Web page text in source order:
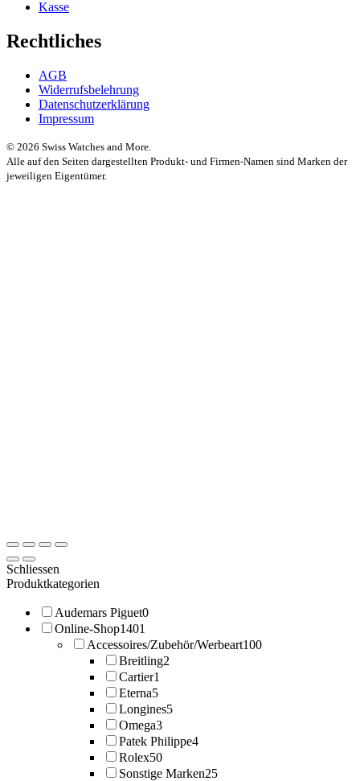
Kasse
Rechtliches
AGB
Widerrufsbelehrung
Datenschutzerklärung
Impressum
© 2026 Swiss Watches and More.
Alle auf den Seiten dargestellten Produkt- und Firmen-Namen sind Marken der
jeweiligen Eigentümer.
Schliessen
Produktkategorien
Audemars Piguet0
Online-Shop1401
Accessoires/Zubehör/Werbeart100
Breitling2
Cartier1
Eterna5
Longines5
Omega3
Patek Philippe4
Rolex50
Sonstige Marken25